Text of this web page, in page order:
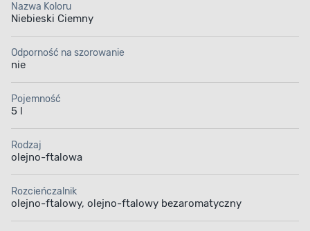
Nazwa Koloru
Niebieski Ciemny
Odporność na szorowanie
nie
Pojemność
5 l
Rodzaj
olejno-ftalowa
Rozcieńczalnik
olejno-ftalowy, olejno-ftalowy bezaromatyczny